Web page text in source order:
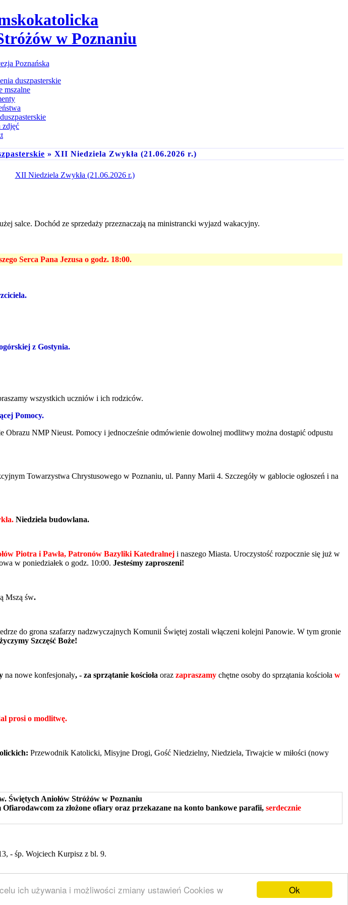
Ok
ich używania i możliwości zmiany ustawień Cookies w
w Poznaniu
Poznańska
duszpasterskie
mszalne
zdjęć
» XII Niedziela Zwykła (21.06.2026 r.)
XII Niedziela Zwykła (21.06.2026 r.)
salce. Dochód ze sprzedaży przeznaczają na ministrancki wyjazd wakacyjny.
Serca Pana Jezusa o godz. 18:00.
z Gostynia.
wszystkich uczniów i ich rodziców.
Pomocy.
Obrazu NMP Nieust. Pomocy i jednocześnie odmówienie dowolnej modlitwy można dostąpić odpustu
Towarzystwa Chrystusowego w Poznaniu, ul. Panny Marii 4. Szczegóły w gablocie ogłoszeń i na
Niedziela budowlana.
Piotra i Pawła, Patronów Bazyliki Katedralnej i naszego Miasta. Uroczystość rozpocznie się już w
w poniedziałek o godz. 10:00. Jesteśmy zaproszeni!
Mszą św.
do grona szafarzy nadzwyczajnych Komunii Świętej zostali włączeni kolejni Panowie. W tym gronie
życzymy Szczęść Boże!
na nowe konfesjonały, - za sprzątanie kościoła oraz zapraszamy chętne osoby do sprzątania kościoła w
prosi o modlitwę.
: Przewodnik Katolicki, Misyjne Drogi, Gość Niedzielny, Niedziela, Trwajcie w miłości (nowy
Świętych Aniołów Stróżów w Poznaniu
za złożone ofiary oraz przekazane na konto bankowe parafii, serdecznie
- śp. Wojciech Kurpisz z bl. 9.
w Poznaniu, A.D. 2007–2026 +
GNU GPL. Szablon wykonany przezSiteGround.